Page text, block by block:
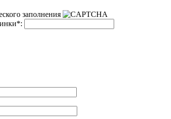
заполнения
*: